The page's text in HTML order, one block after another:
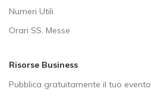
Numeri Utili
Orari SS. Messe
Risorse Business
Pubblica gratuitamente il tuo evento